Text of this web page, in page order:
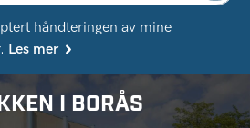
håndteringen av mine
Les mer
I BORÅS